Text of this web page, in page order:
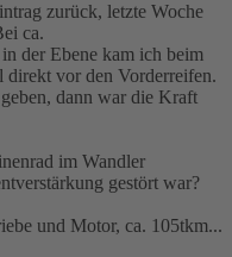
zurück, letzte Woche
ca.
der Ebene kam ich beim
direkt vor den Vorderreifen.
dann war die Kraft
im Wandler
gestört war?
und Motor, ca. 105tkm...